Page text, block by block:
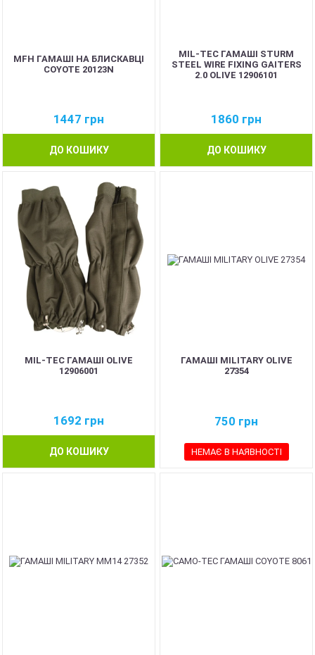
MFH ГАМАШІ НА БЛИСКАВЦІ
COYOTE 20123N
1447 грн
ДО КОШИКУ
MIL-TEC ГАМАШІ STURM
STEEL WIRE FIXING GAITERS
2.0 OLIVE 12906101
1860 грн
ДО КОШИКУ
MIL-TEC ГАМАШІ OLIVE
12906001
1692 грн
ДО КОШИКУ
ГАМАШІ MILITARY OLIVE
27354
750 грн
НЕМАЄ В НАЯВНОСТІ